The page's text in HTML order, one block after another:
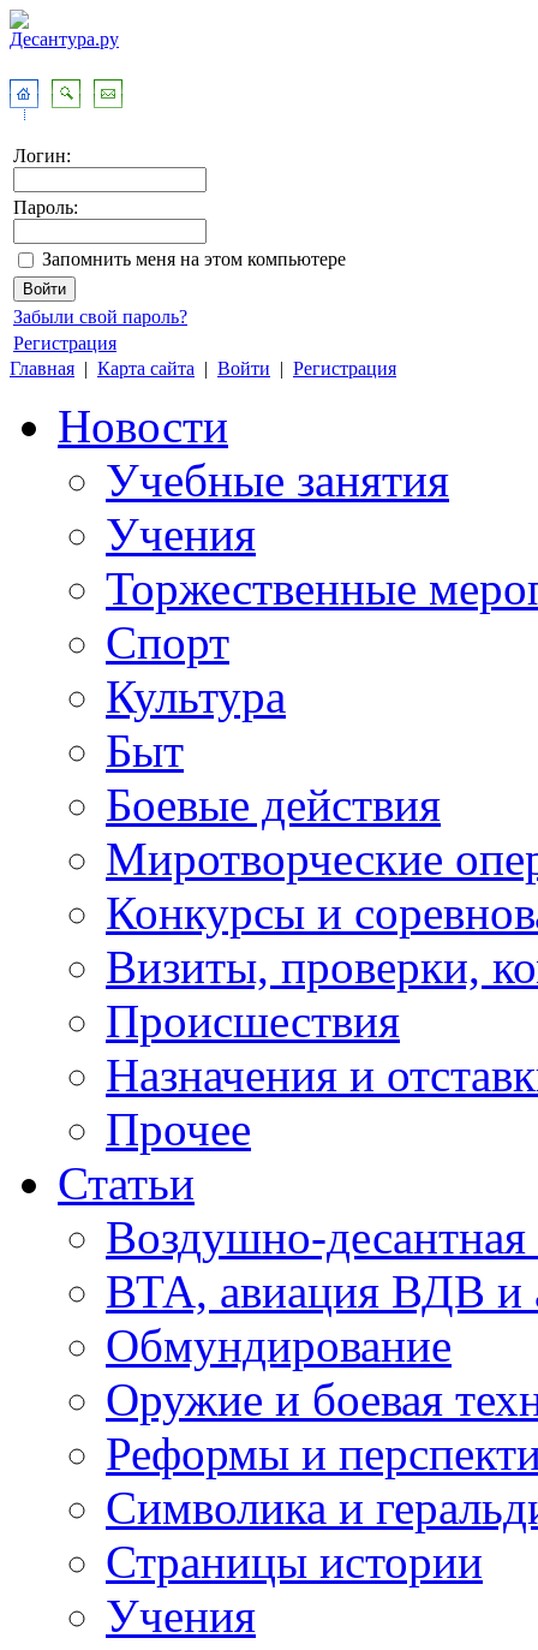
Логин:
Пароль:
Запомнить меня на этом компьютере
Забыли свой пароль?
Регистрация
Главная | Карта сайта | Войти | Регистрация
Новости
Учебные занятия
Учения
Торжественные
Спорт
Культура
Быт
Боевые действия
Миротворческие
Конкурсы и
Визиты, проверки,
Происшествия
Назначения и
Прочее
Статьи
Воздушно-десантная
ВТА, авиация ВДВ и
Обмундирование
Оружие и боевая
Реформы и
Символика и
Страницы истории
Учения